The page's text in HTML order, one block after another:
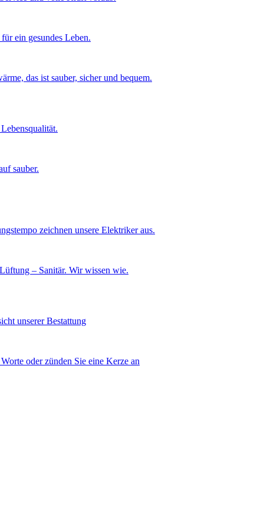
ein gesundes Leben.
das ist sauber, sicher und bequem.
sauber.
zeichnen unsere Elektriker aus.
– Sanitär. Wir wissen wie.
unserer Bestattung
oder zünden Sie eine Kerze an